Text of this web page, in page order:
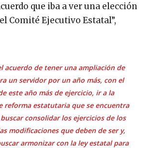
que iba a ver una elección
Comité Ejecutivo Estatal”,
acuerdo de tener una ampliación de
un servidor por un año más, con el
este año más de ejercicio, ir a la
reforma estatutaria que se encuentra
consolidar los ejercicios de los
modificaciones que deben de ser y,
armonizar con la ley estatal para